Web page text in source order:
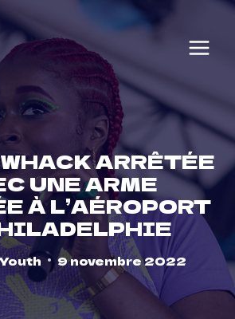
ARRÊTÉE
UNE ARME
À L’AÉROPORT
9 novembre 2022